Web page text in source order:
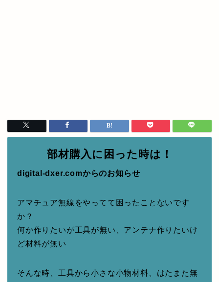
部材購入に困った時は！
digital-dxer.comからのお知らせ
アマチュア無線をやってて困ったことないです
か？
何か作りたいが工具が無い、アンテナ作りたいけ
ど材料が無い
そんな時、工具から小さな小物材料、はたまた無